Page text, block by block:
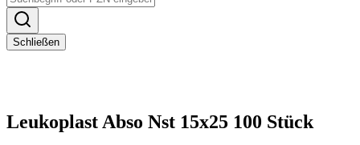
Schließen
Leukoplast Abso Nst 15x25 100 Stück